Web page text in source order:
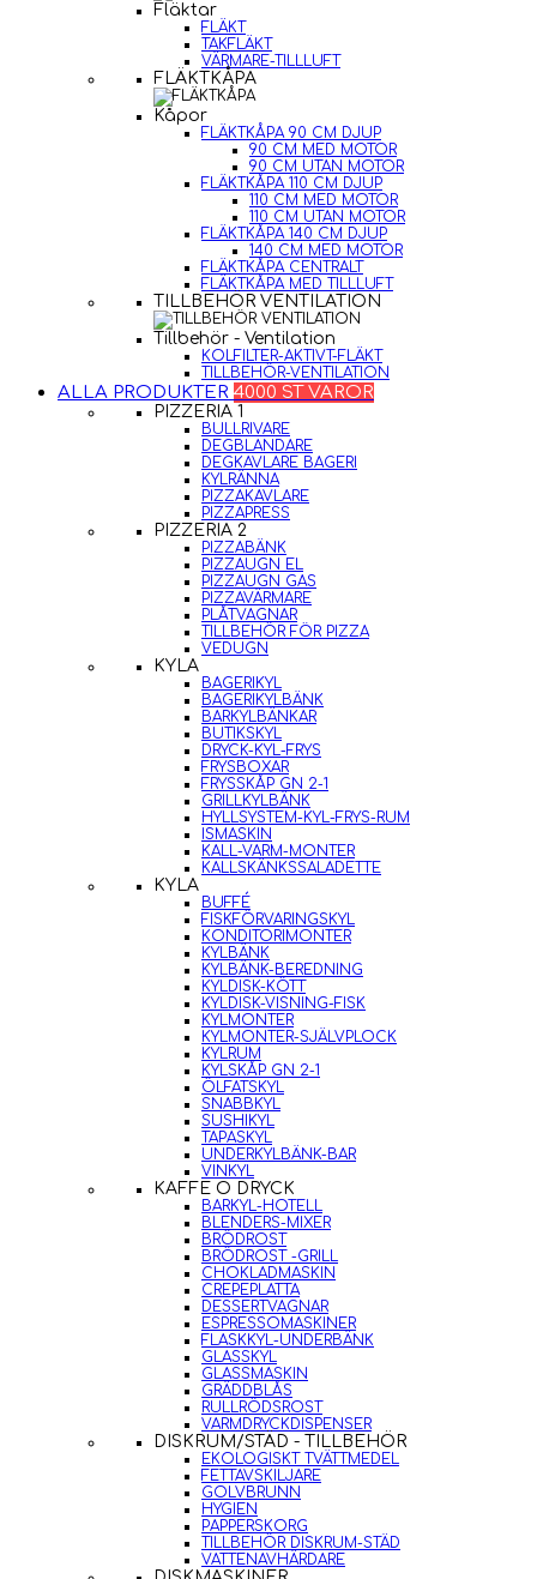
Fläktar
FLÄKT
TAKFLÄKT
VÄRMARE-TILLLUFT
FLÄKTKÅPA
Kåpor
FLÄKTKÅPA 90 CM DJUP
90 CM MED MOTOR
90 CM UTAN MOTOR
FLÄKTKÅPA 110 CM DJUP
110 CM MED MOTOR
110 CM UTAN MOTOR
FLÄKTKÅPA 140 CM DJUP
140 CM MED MOTOR
FLÄKTKÅPA CENTRALT
FLÄKTKÅPA MED TILLLUFT
TILLBEHÖR VENTILATION
Tillbehör - Ventilation
KOLFILTER-AKTIVT-FLÄKT
TILLBEHÖR-VENTILATION
ALLA PRODUKTER 4000 ST VAROR
PIZZERIA 1
BULLRIVARE
DEGBLANDARE
DEGKAVLARE BAGERI
KYLRÄNNA
PIZZAKAVLARE
PIZZAPRESS
PIZZERIA 2
PIZZABÄNK
PIZZAUGN EL
PIZZAUGN GAS
PIZZAVÄRMARE
PLÅTVAGNAR
TILLBEHÖR FÖR PIZZA
VEDUGN
KYLA
BAGERIKYL
BAGERIKYLBÄNK
BARKYLBÄNKAR
BUTIKSKYL
DRYCK-KYL-FRYS
FRYSBOXAR
FRYSSKÅP GN 2-1
GRILLKYLBÄNK
HYLLSYSTEM-KYL-FRYS-RUM
ISMASKIN
KALL-VARM-MONTER
KALLSKÄNKSSALADETTE
KYLA
BUFFÉ
FISKFÖRVARINGSKYL
KONDITORIMONTER
KYLBÄNK
KYLBÄNK-BEREDNING
KYLDISK-KÖTT
KYLDISK-VISNING-FISK
KYLMONTER
KYLMONTER-SJÄLVPLOCK
KYLRUM
KYLSKÅP GN 2-1
ÖLFATSKYL
SNABBKYL
SUSHIKYL
TAPASKYL
UNDERKYLBÄNK-BAR
VINKYL
KAFFE O DRYCK
BARKYL-HOTELL
BLENDERS-MIXER
BRÖDROST
BRÖDROST -GRILL
CHOKLADMASKIN
CREPEPLATTA
DESSERTVAGNAR
ESPRESSOMASKINER
FLASKKYL-UNDERBÄNK
GLASSKYL
GLASSMASKIN
GRÄDDBLÅS
RULLRÖDSROST
VARMDRYCKDISPENSER
DISKRUM/STÄD - TILLBEHÖR
EKOLOGISKT TVÄTTMEDEL
FETTAVSKILJARE
GOLVBRUNN
HYGIEN
PAPPERSKORG
TILLBEHÖR DISKRUM-STÄD
VATTENAVHÄRDARE